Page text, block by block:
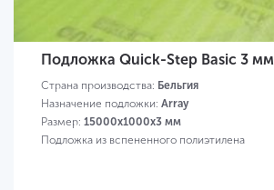
Подложка Quick-Step Basic 3 мм
Страна производства: Бельгия
Назначение подложки: Array
Размер: 15000х1000х3 мм
Подложка из вспененного полиэтилена